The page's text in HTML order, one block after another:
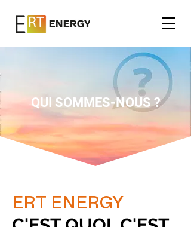
QUI SOMMES-NOUS ?
ERT ENERGY